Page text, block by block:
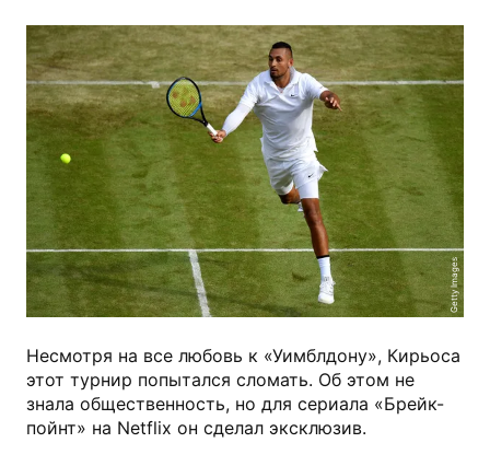
Getty Images
Несмотря на все любовь к «Уимблдону», Кирьоса
этот турнир попытался сломать. Об этом не
знала общественность, но для сериала «Брейк-
пойнт» на Netflix он сделал эксклюзив.